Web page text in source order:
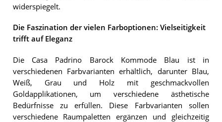
widerspiegelt.
Die Faszination der vielen Farboptionen: Vielseitigkeit
trifft auf Eleganz
Die Casa Padrino Barock Kommode Blau ist in
verschiedenen Farbvarianten erhältlich, darunter Blau,
Weiß, Grau und Holz mit geschmackvollen
Goldapplikationen, um verschiedene ästhetische
Bedürfnisse zu erfüllen. Diese Farbvarianten sollen
verschiedene Raumpaletten ergänzen und gleichzeitig